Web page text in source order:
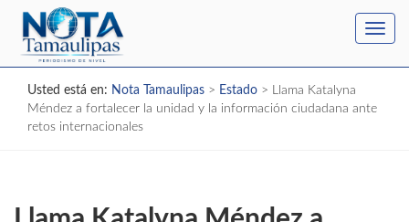
Usted está en: Nota Tamaulipas > Estado > Llama Katalyna
Méndez a fortalecer la unidad y la información ciudadana ante
retos internacionales